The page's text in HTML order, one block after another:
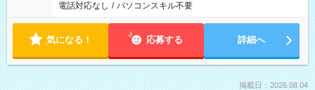
電話対応なし / パソコンスキル不要
気になる！ 応募する 詳細へ
掲載日：2026.08.04